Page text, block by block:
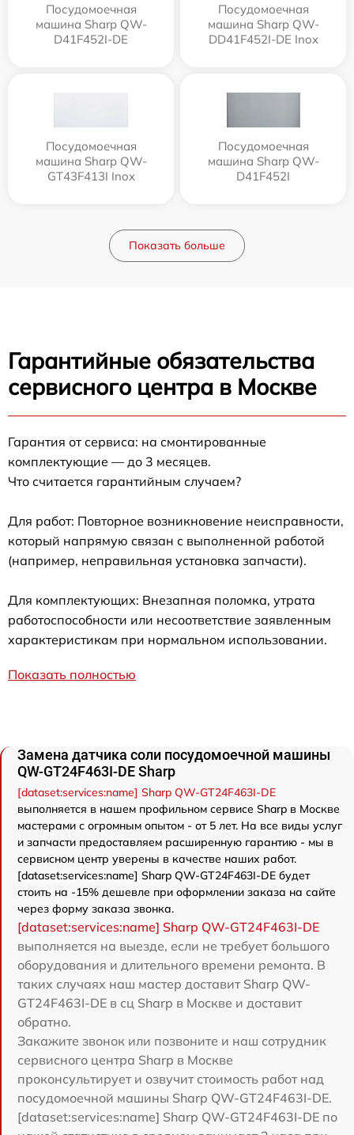
Посудомоечная
машина Sharp QW-
D41F452I-DE
Посудомоечная
машина Sharp QW-
DD41F452I-DE Inox
Посудомоечная
машина Sharp QW-
GT43F413I Inox
Посудомоечная
машина Sharp QW-
D41F452I
Показать больше
Гарантийные обязательства
сервисного центра в Москве
Гарантия от сервиса: на смонтированные
комплектующие — до 3 месяцев.
Что считается гарантийным случаем?
Для работ: Повторное возникновение неисправности,
который напрямую связан с выполненной работой
(например, неправильная установка запчасти).
Для комплектующих: Внезапная поломка, утрата
работоспособности или несоответствие заявленным
характеристикам при нормальном использовании.
Показать полностью
Замена датчика соли посудомоечной машины
QW-GT24F463I-DE Sharp
[dataset:services:name] Sharp QW-GT24F463I-DE
выполняется в нашем профильном сервисе Sharp в Москве
мастерами с огромным опытом - от 5 лет. На все виды услуг
и запчасти предоставляем расширенную гарантию - мы в
сервисном центр уверены в качестве наших работ.
[dataset:services:name] Sharp QW-GT24F463I-DE будет
стоить на -15% дешевле при оформлении заказа на сайте
через форму заказа звонка.
[dataset:services:name] Sharp QW-GT24F463I-DE
выполняется на выезде, если не требует большого
оборудования и длительного времени ремонта. В
таких случаях наш мастер доставит Sharp QW-
GT24F463I-DE в сц Sharp в Москве и доставит
обратно.
Закажите звонок или позвоните и наш сотрудник
сервисного центра Sharp в Москве
проконсультирует и озвучит стоимость работ над
посудомоечной машины Sharp QW-GT24F463I-DE.
[dataset:services:name] Sharp QW-GT24F463I-DE по